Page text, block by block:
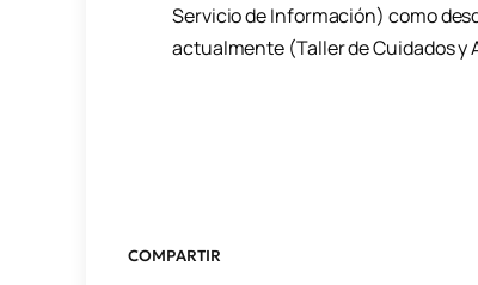
Servicio de Información) como
actualmente (Taller de Cuidados
COMPARTIR